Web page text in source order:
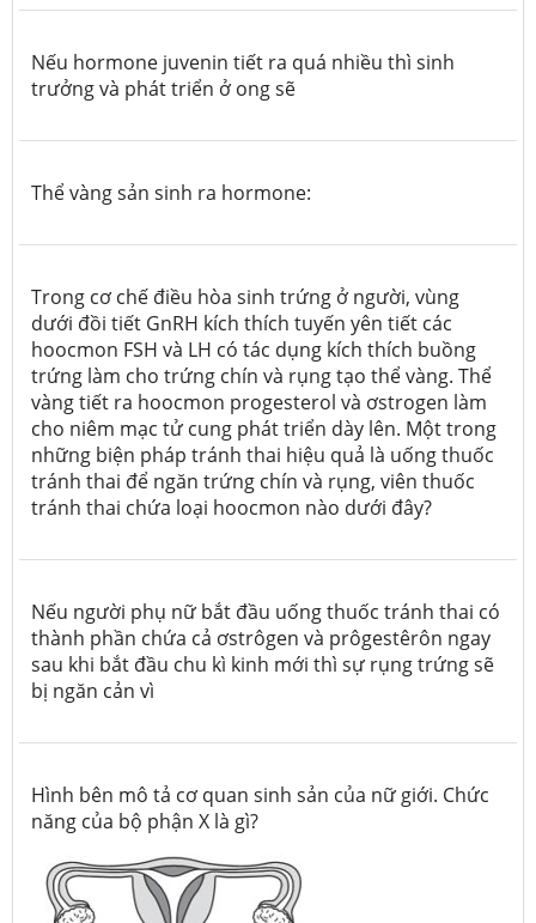
Nếu hormone juvenin tiết ra quá nhiều thì sinh
trưởng và phát triển ở ong sẽ
Thể vàng sản sinh ra hormone:
Trong cơ chế điều hòa sinh trứng ở người, vùng
dưới đồi tiết GnRH kích thích tuyến yên tiết các
hoocmon FSH và LH có tác dụng kích thích buồng
trứng làm cho trứng chín và rụng tạo thể vàng. Thể
vàng tiết ra hoocmon progesterol và ơstrogen làm
cho niêm mạc tử cung phát triển dày lên. Một trong
những biện pháp tránh thai hiệu quả là uống thuốc
tránh thai để ngăn trứng chín và rụng, viên thuốc
tránh thai chứa loại hoocmon nào dưới đây?
Nếu người phụ nữ bắt đầu uống thuốc tránh thai có
thành phần chứa cả ơstrôgen và prôgestêrôn ngay
sau khi bắt đầu chu kì kinh mới thì sự rụng trứng sẽ
bị ngăn cản vì
Hình bên mô tả cơ quan sinh sản của nữ giới. Chức
năng của bộ phận X là gì?